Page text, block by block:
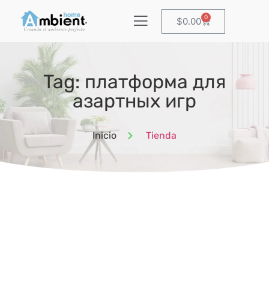
$0.00 0
Tag: платформа для
азартных игр
Inicio Tienda